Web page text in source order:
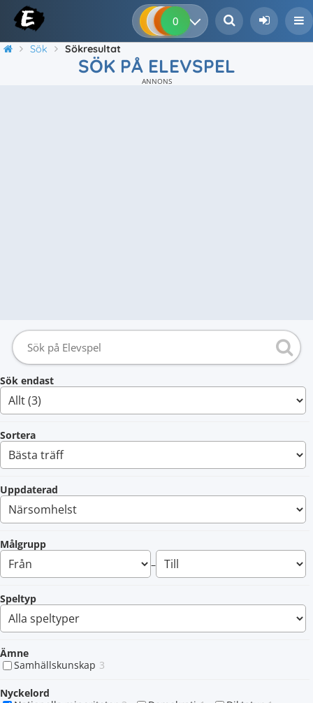
0 0 0
Sök Sökresultat
SÖK PÅ ELEVSPEL
ANNONS
Sök endast
Sortera
Uppdaterad
Målgrupp
–
Speltyp
Ämne
Samhällskunskap 3
Nyckelord